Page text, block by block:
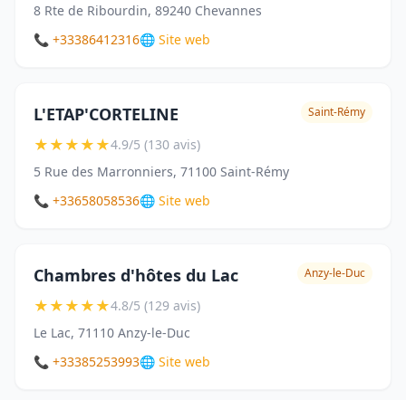
8 Rte de Ribourdin, 89240 Chevannes
📞 +33386412316🌐 Site web
L'ETAP'CORTELINE Saint-Rémy
★★★★★4.9/5 (130 avis)
5 Rue des Marronniers, 71100 Saint-Rémy
📞 +33658058536🌐 Site web
Chambres d'hôtes du Lac Anzy-le-Duc
★★★★★4.8/5 (129 avis)
Le Lac, 71110 Anzy-le-Duc
📞 +33385253993🌐 Site web